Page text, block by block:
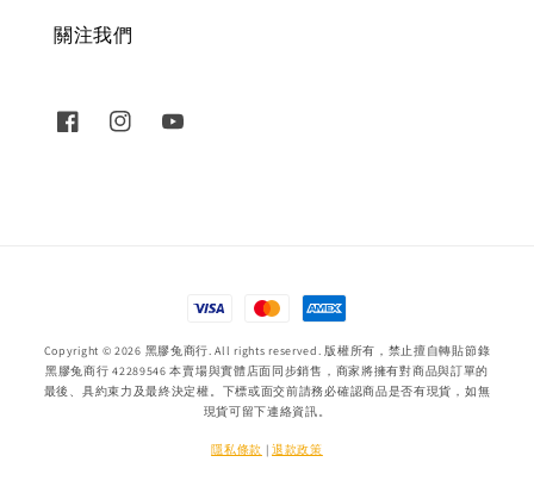
關注我們
Copyright © 2026 黑膠兔商行. All rights reserved. 版權所有，禁止擅自轉貼節錄
黑膠兔商行 42289546 本賣場與實體店面同步銷售，商家將擁有對商品與訂單的
最後、具約束力及最終決定權。下標或面交前請務必確認商品是否有現貨，如無
現貨可留下連絡資訊。
隱私條款 |退款政策